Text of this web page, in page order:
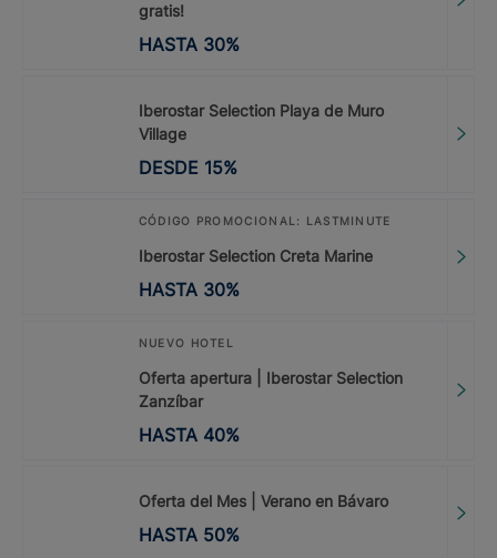
gratis!
HASTA 30%
Iberostar Selection Playa de Muro
Village
DESDE 15%
CÓDIGO PROMOCIONAL: LASTMINUTE
Iberostar Selection Creta Marine
HASTA 30%
NUEVO HOTEL
Oferta apertura | Iberostar Selection
Zanzíbar
HASTA 40%
Oferta del Mes | Verano en Bávaro
HASTA 50%